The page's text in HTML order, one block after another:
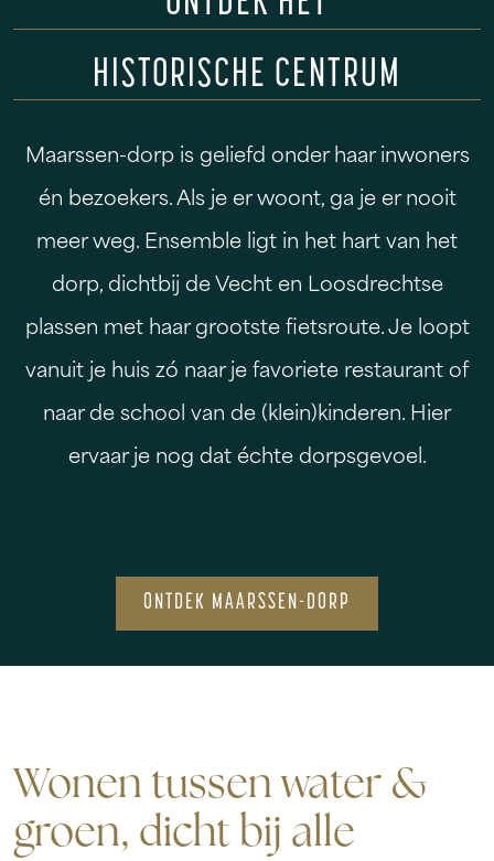
HISTORISCHE CENTRUM
Maarssen-dorp is geliefd onder haar inwoners
én bezoekers. Als je er woont, ga je er nooit
meer weg. Ensemble ligt in het hart van het
dorp, dichtbij de Vecht en Loosdrechtse
plassen met haar grootste fietsroute. Je loopt
vanuit je huis zó naar je favoriete restaurant of
naar de school van de (klein)kinderen. Hier
ervaar je nog dat échte dorpsgevoel.
ONTDEK MAARSSEN-DORP
Wonen tussen water &
groen, dicht bij alle